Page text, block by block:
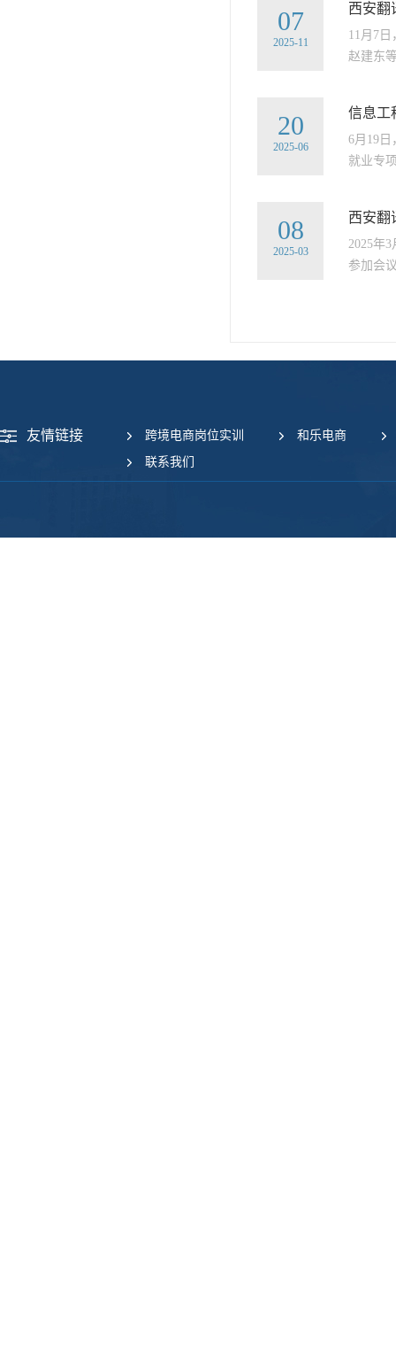
07
2025-11
西安翻
11月7
赵建东
20
2025-06
信息工
6月19
就业专
08
2025-03
西安翻
2025年
参加会
友情链接 跨境电商岗位实训
和乐电商
联系我们